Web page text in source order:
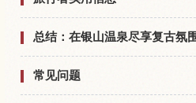
总结：在银山温泉尽享复古氛
常见问题